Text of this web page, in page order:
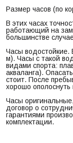
Размер часов (по
В этих часах
работающий на
большинстве
Часы водостойкие.
м). Часы с такой
видами спорта:
акваланга).
стоит. После
хорошо ополоснуть
Часы
договор о
гарантиями
комплектации.